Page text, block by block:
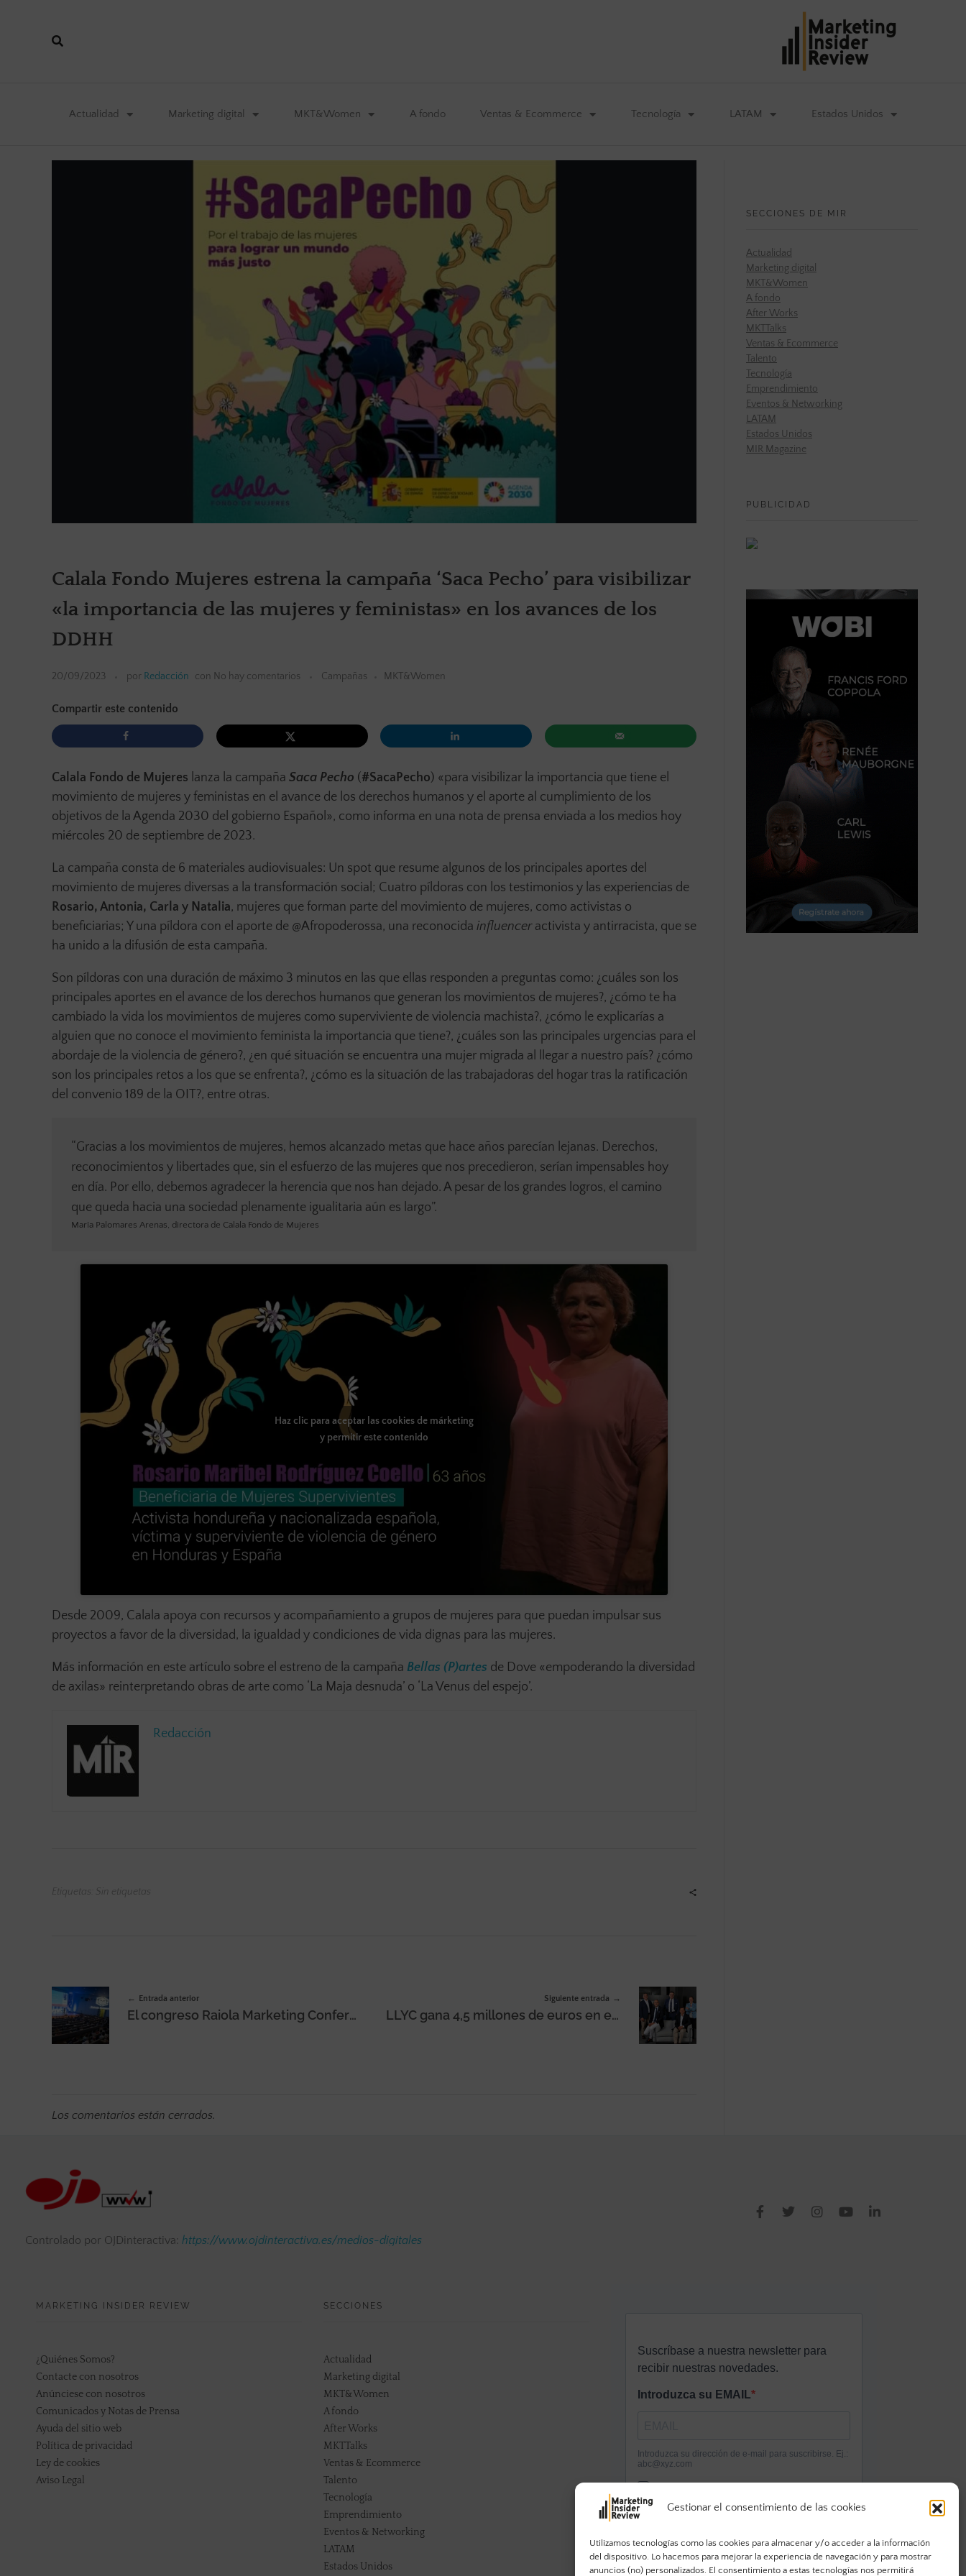
Gestionar el consentimiento de las cookies
Utilizamos tecnologías como las cookies para almacenar y/o acceder a la información
del dispositivo. Lo hacemos para mejorar la experiencia de navegación y para mostrar
anuncios (no) personalizados. El consentimiento a estas tecnologías nos permitirá
Actualidad Marketing digital MKT&Women A fondo Ventas & Ecommerce Tecnología LATAM Estados Unidos
Calala Fondo Mujeres estrena la campaña ‘Saca Pecho’ para visibilizar
«la importancia de las mujeres y feministas» en los avances de los
DDHH
20/09/2023 por Redacción con No hay comentarios Campañas MKT&Women
Compartir este contenido
Calala Fondo de Mujeres lanza la campaña Saca Pecho (#SacaPecho) «para visibilizar la importancia que tiene el
movimiento de mujeres y feministas en el avance de los derechos humanos y el aporte al cumplimiento de los
objetivos de la Agenda 2030 del gobierno Español», como informa en una nota de prensa enviada a los medios hoy
miércoles 20 de septiembre de 2023.
La campaña consta de 6 materiales audiovisuales: Un spot que resume algunos de los principales aportes del
movimiento de mujeres diversas a la transformación social; Cuatro píldoras con los testimonios y las experiencias de
Rosario, Antonia, Carla y Natalia, mujeres que forman parte del movimiento de mujeres, como activistas o
beneficiarias; Y una píldora con el aporte de @Afropoderossa, una reconocida influenceractivista y antirracista, que se
ha unido a la difusión de esta campaña.
Son píldoras con una duración de máximo 3 minutos en las que ellas responden a preguntas como: ¿cuáles son los
principales aportes en el avance de los derechos humanos que generan los movimientos de mujeres?, ¿cómo te ha
cambiado la vida los movimientos de mujeres como superviviente de violencia machista?, ¿cómo le explicarías a
alguien que no conoce el movimiento feminista la importancia que tiene?, ¿cuáles son las principales urgencias para el
abordaje de la violencia de género?, ¿en qué situación se encuentra una mujer migrada al llegar a nuestro país? ¿cómo
son los principales retos a los que se enfrenta?, ¿cómo es la situación de las trabajadoras del hogar tras la ratificación
del convenio 189 de la OIT?, entre otras.
“Gracias a los movimientos de mujeres, hemos alcanzado metas que hace años parecían lejanas. Derechos,
reconocimientos y libertades que, sin el esfuerzo de las mujeres que nos precedieron, serían impensables hoy
en día. Por ello, debemos agradecer la herencia que nos han dejado. A pesar de los grandes logros, el camino
que queda hacia una sociedad plenamente igualitaria aún es largo”.
María Palomares Arenas, directora de Calala Fondo de Mujeres
Haz clic para aceptar las cookies de márketing
y permitir este contenido
Desde 2009, Calala apoya con recursos y acompañamiento a grupos de mujeres para que puedan impulsar sus
proyectos a favor de la diversidad, la igualdad y condiciones de vida dignas para las mujeres.
Más información en este artículo sobre el estreno de la campaña Bellas (P)artes de Dove «empoderando la diversidad
de axilas» reinterpretando obras de arte como ‘La Maja desnuda’ o ‘La Venus del espejo’.
Redacción
Etiquetas: Sin etiquetas
Entrada anterior
El congreso Raiola Marketing Conference 2023 aportará dará las claves «sobre todas las áreas del marketing digital»
Siguiente entrada
LLYC gana 4,5 millones de euros en el primer semestre de 2023, con un crecimiento del 13,4% de su beneficio neto
Los comentarios están cerrados.
SECCIONES DE MIR
Actualidad
Marketing digital
MKT&Women
A fondo
After Works
MKTTalks
Ventas & Ecommerce
Talento
Tecnología
Emprendimiento
Eventos & Networking
LATAM
Estados Unidos
MIR Magazine
PUBLICIDAD
Controlado por OJDinteractiva: https://www.ojdinteractiva.es/medios-digitales
MARKETING INSIDER REVIEW
¿Quiénes Somos?
Contacte con nosotros
Anúnciese con nosotros
Comunicados y Notas de Prensa
Ayuda del sitio web
Política de privacidad
Ley de cookies
Aviso Legal
SECCIONES
Actualidad
Marketing digital
MKT&Women
A fondo
After Works
MKTTalks
Ventas & Ecommerce
Talento
Tecnología
Emprendimiento
Eventos & Networking
LATAM
Estados Unidos